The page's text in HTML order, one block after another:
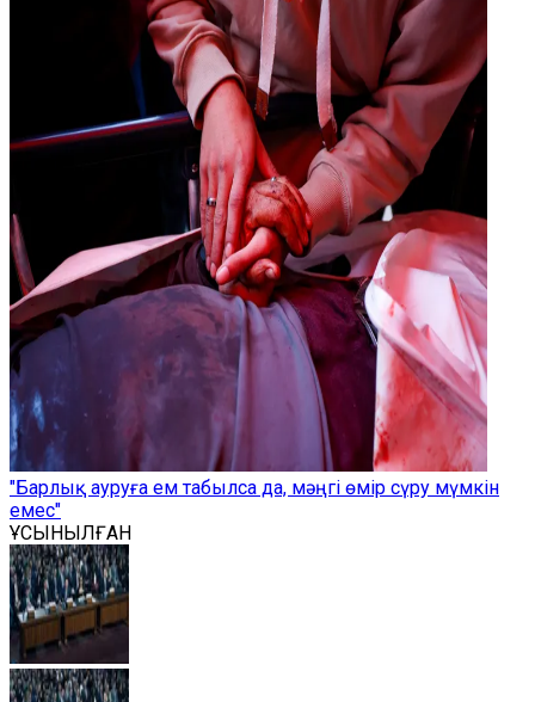
"Барлық ауруға ем табылса да, мәңгі өмір сүру мүмкін
емес"
ҰСЫНЫЛҒАН